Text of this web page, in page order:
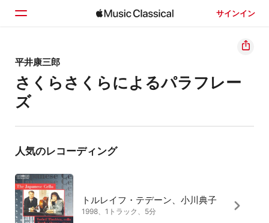
サインイン
ホーム
見つける
平井康三郎
さくらさくらによるパラフレー
ズ
人気のレコーディング
トルレイフ・テデーン、小川典子
1998、1トラック、5分